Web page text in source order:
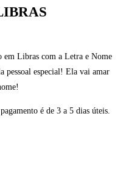
em Libras com a Letra e Nome
pessoal especial! Ela vai amar
é de 3 a 5 dias úteis.